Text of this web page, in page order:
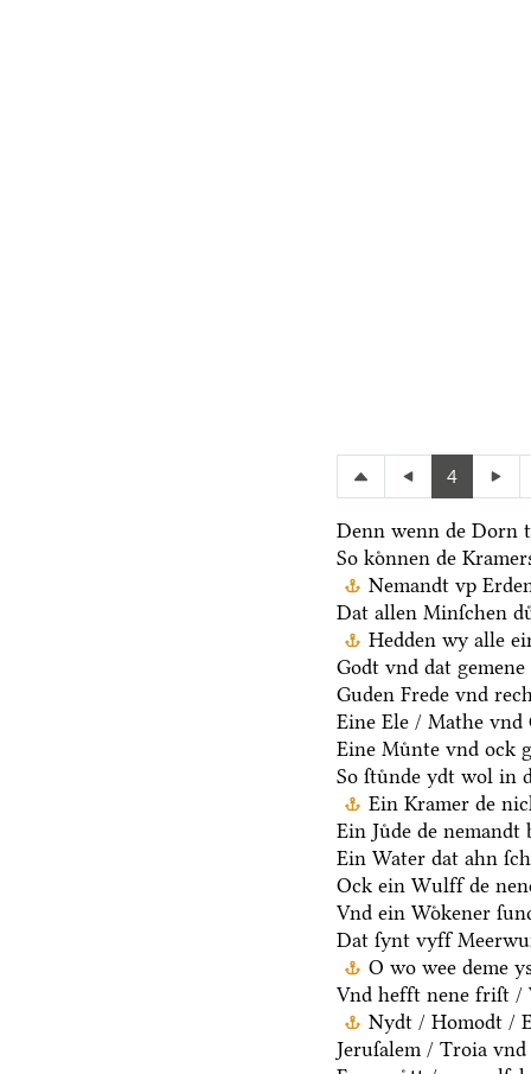
4
Denn wenn de Dorn
So koͤnnen de
Nemandt vp
Dat allen Minſchen
Hedden wy alle
Godt vnd dat gemene
Guden Frede vnd
Eine Ele / Mathe vnd
Eine Muͤnte vnd ock
So ſtuͤnde ydt wol in
Ein Kramer de
Ein Juͤde de nemandt
Ein Water dat ahn
Ock ein Wulff de
Vnd ein Woͤkener
Dat ſynt vyff
O wo wee deme
Vnd hefft nene friſt /
Nydt / Homodt /
Jeruſalem / Troia